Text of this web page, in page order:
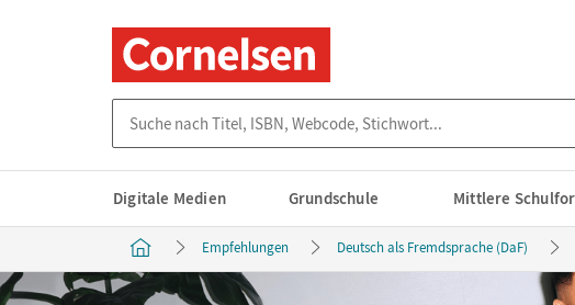
Digitale Medien Grundschule Mittlere
Empfehlungen Deutsch als Fremdsprache (DaF)